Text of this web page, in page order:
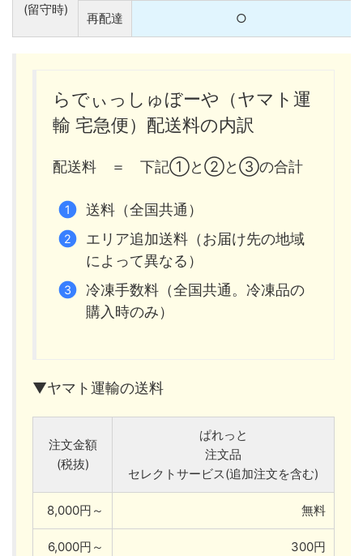
(留守時)
再配達 ○
らでぃっしゅぼーや（ヤマト運
輸 宅急便）配送料の内訳
配送料 ＝ 下記①と②と③の合計
送料（全国共通）
エリア追加送料（お届け先の地域
によって異なる）
冷凍手数料（全国共通。冷凍品の
購入時のみ）
▼ヤマト運輸の送料
注文金額
(税抜)
ぱれっと
注文品
セレクトサービス(追加注文を含む)
8,000円～ 無料
6,000円～ 300円